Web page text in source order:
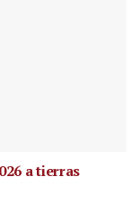
a tierras